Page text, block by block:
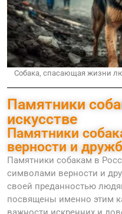
Собака, спасающая жизни
Памятники
искусстве
Памятники
верности и
Памятники собакам в
символами верности и
своей преданностью
посвящены именно этим